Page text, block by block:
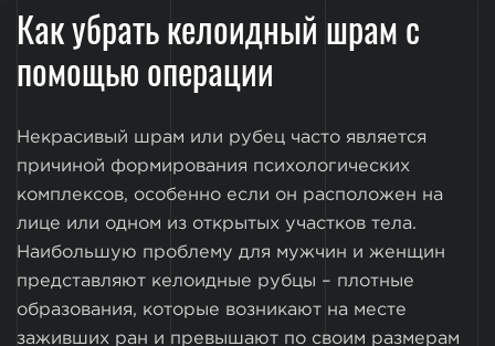
Как убрать келоидный шрам с
помощью операции
Некрасивый шрам или рубец часто является
причиной формирования психологических
комплексов, особенно если он расположен на
лице или одном из открытых участков тела.
Наибольшую проблему для мужчин и женщин
представляют келоидные рубцы – плотные
образования, которые возникают на месте
заживших ран и превышают по своим размерам